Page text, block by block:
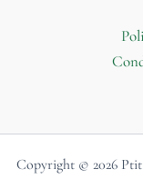
Copyright © 2026